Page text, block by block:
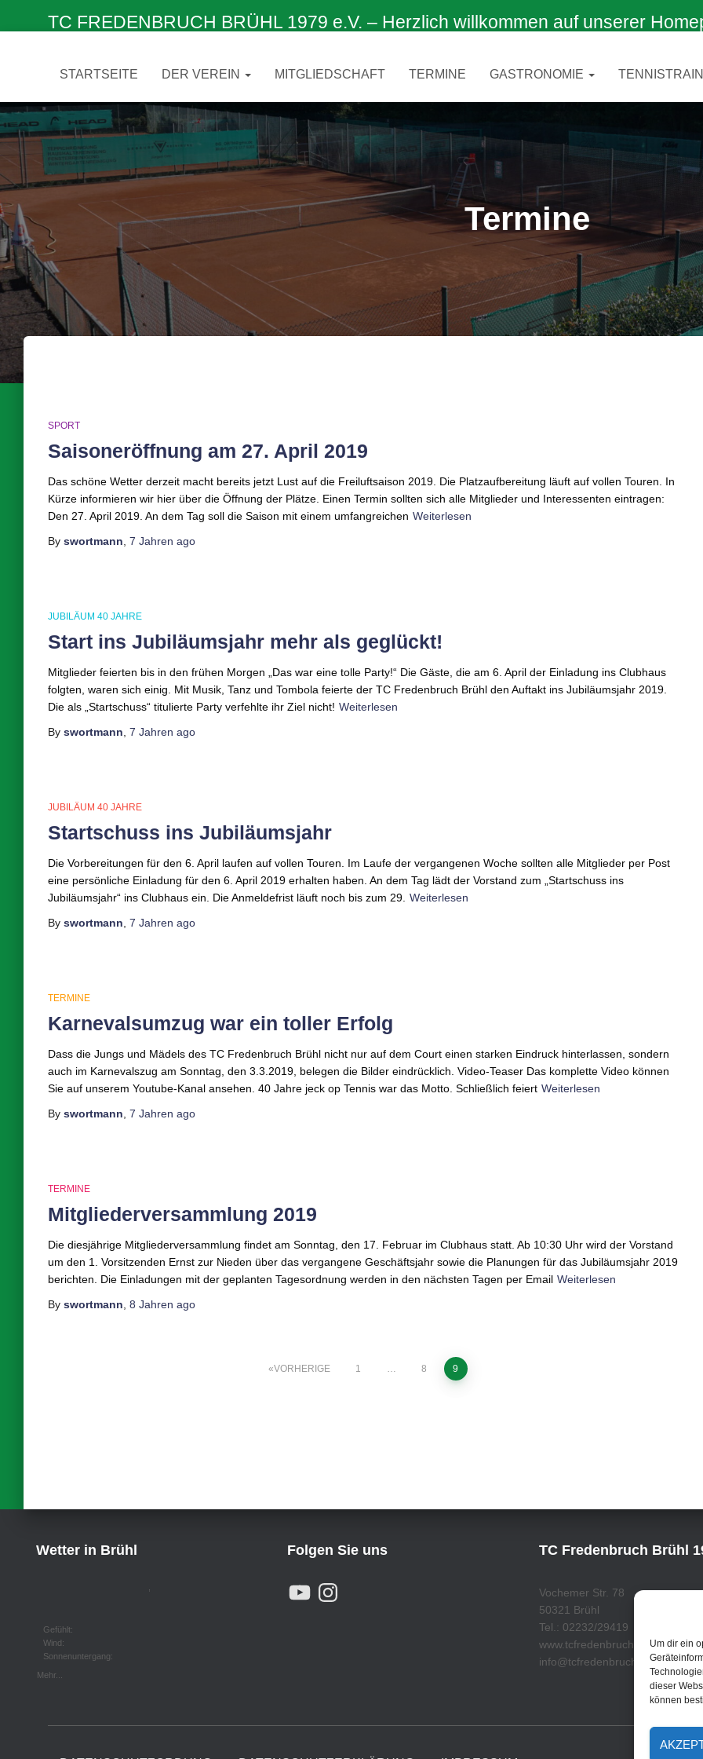
Um dir ein
dieser
können
TC FREDENBRUCH BRÜHL 1979 e.V. – Herzlich willkommen auf unserer
STARTSEITE DER VEREIN MITGLIEDSCHAFT TERMINE GASTRONOMIE
Termine
SPORT
Saisoneröffnung am 27. April 2019
Das schöne Wetter derzeit macht bereits jetzt Lust auf die Freiluftsaison 2019. Die Platzaufbereitung läuft auf vollen Touren. In
Kürze informieren wir hier über die Öffnung der Plätze. Einen Termin sollten sich alle Mitglieder und Interessenten eintragen:
Den 27. April 2019. An dem Tag soll die Saison mit einem umfangreichen Weiterlesen
By swortmann 7 Jahren ago
JUBILÄUM 40 JAHRE
Start ins Jubiläumsjahr mehr als geglückt!
Mitglieder feierten bis in den frühen Morgen „Das war eine tolle Party!“ Die Gäste, die am 6. April der Einladung ins Clubhaus
folgten, waren sich einig. Mit Musik, Tanz und Tombola feierte der TC Fredenbruch Brühl den Auftakt ins Jubiläumsjahr 2019.
Die als „Startschuss“ titulierte Party verfehlte ihr Ziel nicht! Weiterlesen
By swortmann 7 Jahren ago
JUBILÄUM 40 JAHRE
Startschuss ins Jubiläumsjahr
Die Vorbereitungen für den 6. April laufen auf vollen Touren. Im Laufe der vergangenen Woche sollten alle Mitglieder per Post
eine persönliche Einladung für den 6. April 2019 erhalten haben. An dem Tag lädt der Vorstand zum „Startschuss ins
Jubiläumsjahr“ ins Clubhaus ein. Die Anmeldefrist läuft noch bis zum 29. Weiterlesen
By swortmann 7 Jahren ago
TERMINE
Karnevalsumzug war ein toller Erfolg
Dass die Jungs und Mädels des TC Fredenbruch Brühl nicht nur auf dem Court einen starken Eindruck hinterlassen, sondern
auch im Karnevalszug am Sonntag, den 3.3.2019, belegen die Bilder eindrücklich. Video-Teaser Das komplette Video können
Sie auf unserem Youtube-Kanal ansehen. 40 Jahre jeck op Tennis war das Motto. Schließlich feiert Weiterlesen
By swortmann 7 Jahren ago
TERMINE
Mitgliederversammlung 2019
Die diesjährige Mitgliederversammlung findet am Sonntag, den 17. Februar im Clubhaus statt. Ab 10:30 Uhr wird der Vorstand
um den 1. Vorsitzenden Ernst zur Nieden über das vergangene Geschäftsjahr sowie die Planungen für das Jubiläumsjahr 2019
berichten. Die Einladungen mit der geplanten Tagesordnung werden in den nächsten Tagen per Email Weiterlesen
By swortmann 8 Jahren ago
Seitennummerierung
VORHERIGE 1 … 8 9
Wetter in Brühl
,
Gefühlt:
Wind:
Sonnenuntergang:
Mehr...
Folgen Sie uns
Y
O
N
TC Fredenbruch Brühl
Vochemer Str. 78
50321 Brühl
Tel.: 02232/29419
www.tcfredenbruch.de
info@tcfredenbruch.de